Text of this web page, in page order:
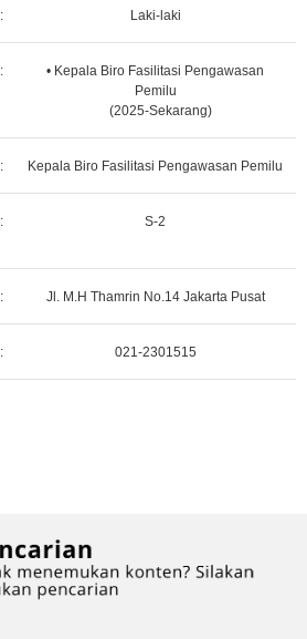
: Laki-laki
:
• Kepala Biro Fasilitasi Pengawasan
Pemilu
(2025-Sekarang)
: Kepala Biro Fasilitasi Pengawasan Pemilu
: S-2
: Jl. M.H Thamrin No.14 Jakarta Pusat
: 021-2301515